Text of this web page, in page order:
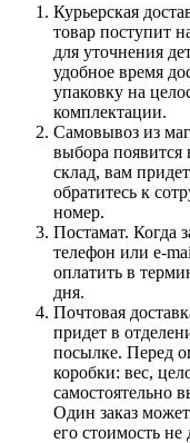
Курьерская
товар поступит
для уточнения
удобное время
упаковку на
комплектации.
Самовывоз из
выбора появится
склад, вам
обратитесь к
номер.
Постамат. Когда
телефон или e-
оплатить в
дня.
Почтовая
придет в
посылке. Перед
коробки: вес,
самостоятельно
Один заказ
его стоимость